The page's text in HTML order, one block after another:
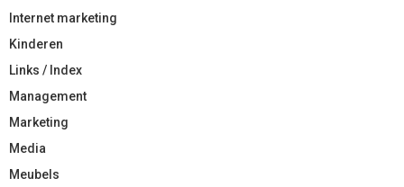
Internet marketing
Kinderen
Links / Index
Management
Marketing
Media
Meubels